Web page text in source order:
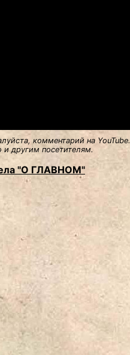
комментарий на
другим посетителям.
"О ГЛАВНОМ"